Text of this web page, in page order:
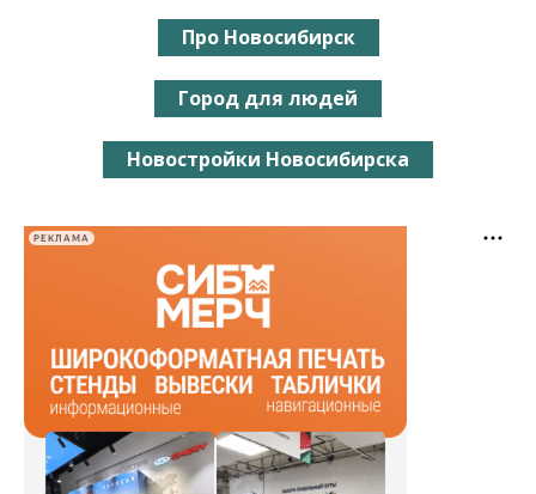
Про Новосибирск
Город для людей
Новостройки Новосибирска
РЕКЛАМА